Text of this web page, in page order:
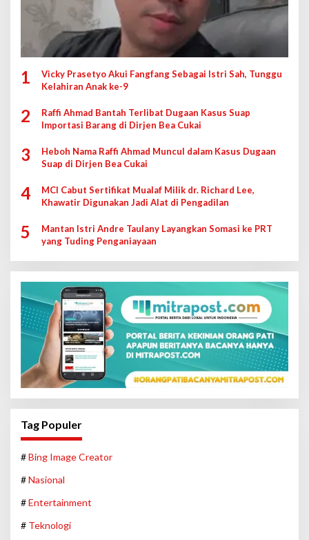
1
Vicky Prasetyo Akui Fangfang Sebagai Istri Sah, Tunggu
Kelahiran Anak ke-9
2
Raffi Ahmad Bantah Terlibat Dugaan Kasus Suap
Importasi Barang di Dirjen Bea Cukai
3
Heboh Nama Raffi Ahmad Muncul dalam Kasus Dugaan
Suap di Dirjen Bea Cukai
4
MCI Cabut Sertifikat Mualaf Milik dr. Richard Lee,
Khawatir Digunakan Jadi Alat di Pengadilan
5
Mantan Istri Andre Taulany Layangkan Somasi ke PRT
yang Tuding Penganiayaan
Tag Populer
#Bing Image Creator
#Nasional
#Entertainment
# Teknologi